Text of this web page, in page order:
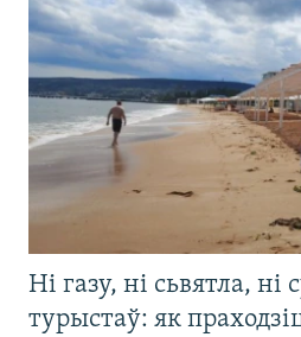
Ні газу, ні сьвятла, ні
турыстаў: як